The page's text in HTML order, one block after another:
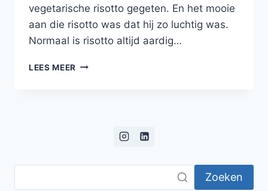
vegetarische risotto gegeten. En het mooie
aan die risotto was dat hij zo luchtig was.
Normaal is risotto altijd aardig…
LEES MEER ZACHTE
Zoeken